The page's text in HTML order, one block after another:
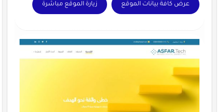
عرض كافة بيانات الموقع زيارة الموقع مباشرة